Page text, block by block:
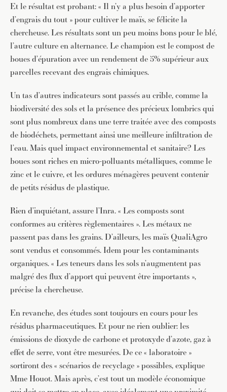
Et le résultat est probant: « Il n’y a plus besoin d’apporter
d’engrais du tout » pour cultiver le maïs, se félicite la
chercheuse. Les résultats sont un peu moins bons pour le blé,
l’autre culture en alternance. Le champion est le compost de
boues d’épuration avec un rendement de 5% supérieur aux
parcelles recevant des engrais chimiques.
Un tas d’autres indicateurs sont passés au crible, comme la
biodiversité des sols et la présence des précieux lombrics qui
sont plus nombreux dans une terre traitée avec des composts
de biodéchets, permettant ainsi une meilleure infiltration de
l’eau. Mais quel impact environnemental et sanitaire? Les
boues sont riches en micro-polluants métalliques, comme le
zinc et le cuivre, et les ordures ménagères peuvent contenir
de petits résidus de plastique.
Rien d’inquiétant, assure l’Inra. « Les composts sont
conformes au critères règlementaires ». Les métaux ne
passent pas dans les grains. D’ailleurs, les maïs QualiAgro
sont vendus et consommés. Idem pour les contaminants
organiques. « Les teneurs dans les sols n’augmentent pas
malgré des flux d’apport qui peuvent être importants »,
précise la chercheuse.
En revanche, des études sont toujours en cours pour les
résidus pharmaceutiques. Et pour ne rien oublier: les
émissions de dioxyde de carbone et protoxyde d’azote, gaz à
effet de serre, vont être mesurées. De ce « laboratoire »
sortiront des « scénarios de recyclage » possibles, explique
Mme Houot. Mais après, c’est tout un modèle économique